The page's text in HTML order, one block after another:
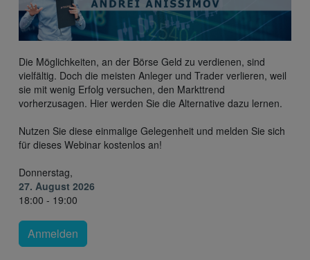
Die Möglichkeiten, an der Börse Geld zu verdienen, sind
vielfältig. Doch die meisten Anleger und Trader verlieren, weil
sie mit wenig Erfolg versuchen, den Markttrend
vorherzusagen. Hier werden Sie die Alternative dazu lernen.
Nutzen Sie diese einmalige Gelegenheit und melden Sie sich
für dieses Webinar kostenlos an!
Donnerstag,
27. August 2026
18:00 - 19:00
Anmelden